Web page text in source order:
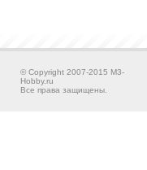
© Copyright 2007-2015 M3-
Hobby.ru
Все права защищены.